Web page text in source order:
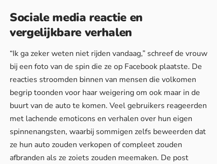
Sociale media reactie en
vergelijkbare verhalen
“Ik ga zeker weten niet rijden vandaag,” schreef de vrouw
bij een foto van de spin die ze op Facebook plaatste. De
reacties stroomden binnen van mensen die volkomen
begrip toonden voor haar weigering om ook maar in de
buurt van de auto te komen. Veel gebruikers reageerden
met lachende emoticons en verhalen over hun eigen
spinnenangsten, waarbij sommigen zelfs beweerden dat
ze hun auto zouden verkopen of compleet zouden
afbranden als ze zoiets zouden meemaken. De post